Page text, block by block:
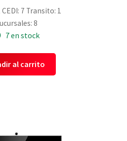
CEDI: 7 Transito: 1
8
7 en stock
al carrito